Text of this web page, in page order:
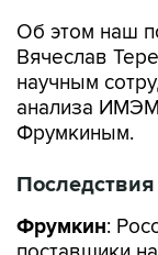
Об этом наш
Вячеслав
научным
анализа
Фрумкиным.
Фрумкин: